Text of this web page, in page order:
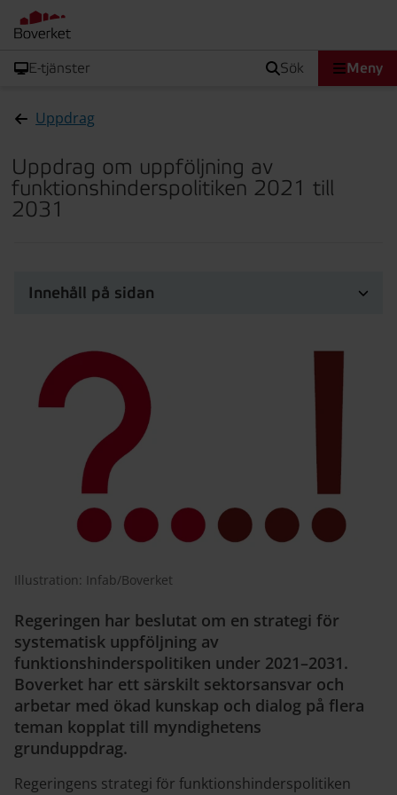
E-tjänster sök Meny
Uppdrag
Uppdrag om uppföljning av
funktionshinderspolitiken 2021 till
2031
Innehåll på sidan
Illustration: Infab/Boverket
Regeringen har beslutat om en strategi för
systematisk uppföljning av
funktionshinderspolitiken under 2021–2031.
Boverket har ett särskilt sektorsansvar och
arbetar med ökad kunskap och dialog på flera
teman kopplat till myndighetens
grunduppdrag.
Regeringens strategi för funktionshinderspolitiken